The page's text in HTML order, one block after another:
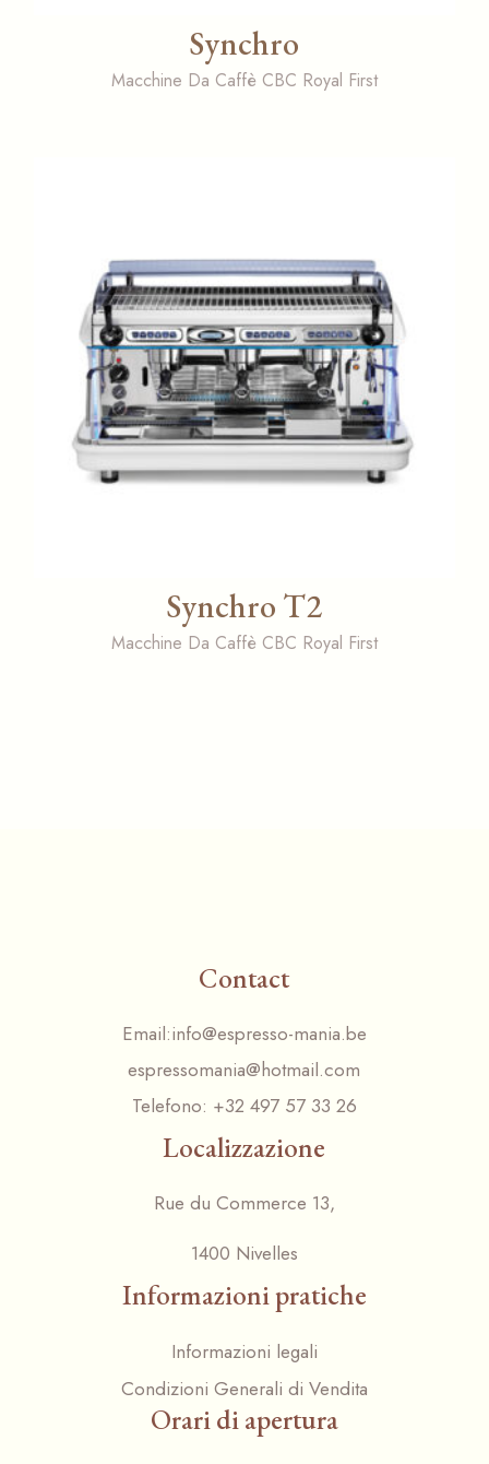
Synchro
Macchine Da Caffè CBC Royal First
Synchro T2
Macchine Da Caffè CBC Royal First
Contact
Email:info@espresso-mania.be
espressomania@hotmail.com
Telefono: +32 497 57 33 26
Localizzazione
Rue du Commerce 13,
1400 Nivelles
Informazioni pratiche
Informazioni legali
Condizioni Generali di Vendita
Orari di apertura